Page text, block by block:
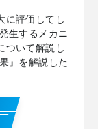
に評価してし
生するメカニ
ついて解説し
』を解説した